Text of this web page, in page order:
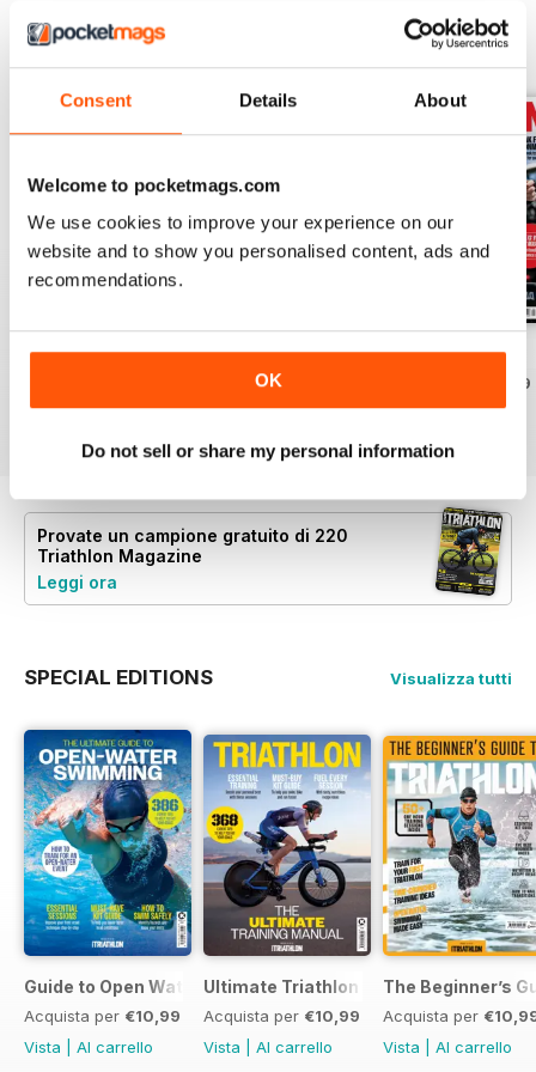
Consent Details About
Welcome to pocketmags.com
We use cookies to improve your experience on our
website and to show you personalised content, ads and
recommendations.
OK
Do not sell or share my personal information
EDIZIONI INDIETRO Visualizza tutti
July2026
Vista|Al carrello
June 2026
Acquista per
Vista|Al carrello
May 2026
€5,99
Vista|Al carrello
Provate un campione gratuito di 220
Triathlon Magazine
Leggi ora
SPECIAL EDITIONS Visualizza tutti
Guide to Open Water Swimming
Acquista per €10,99
Vista
Al carrello
Ultimate Triathlon Training Manual
Acquista per €10,99
Vista
Al carrello
The Beginner’s
Acquista per
Vista
Al carrello